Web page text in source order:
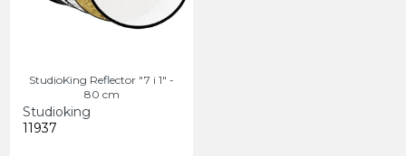
StudioKing Reflector "7 i 1" -
80 cm
Studioking
11937